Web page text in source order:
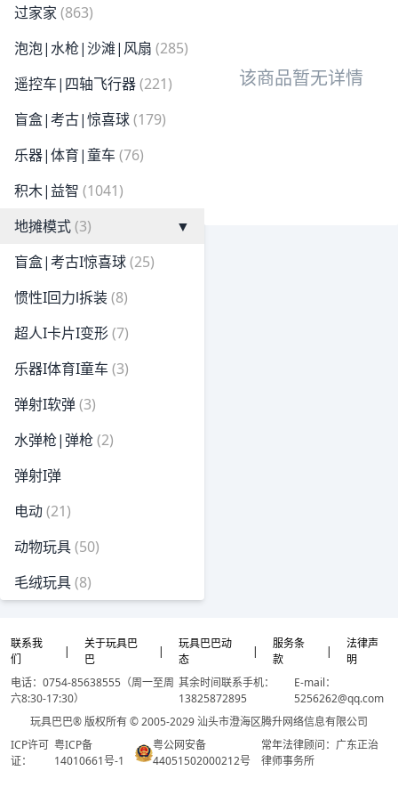
过家家 (863)
泡泡|水枪|沙滩|风扇 (285)
遥控车|四轴飞行器(221)
盲盒|考古|惊喜球(179)
乐器|体育|童车 (76)
积木|益智 (1041)
地摊模式(3)
▼
盲盒|考古I惊喜球(25)
惯性I回力l拆装(8)
超人I卡片I变形(7)
乐器I体育I童车 (3)
弹射I软弹(3)
水弹枪|弹枪 (2)
弹射I弹
电动(21)
动物玩具(50)
毛绒玩具(8)
该商品暂无详情
联系我
们
|
关于玩具巴
巴
|
玩具巴巴动
态
|
服务条
款
|
法律声
明
电话：0754-85638555（周一至周
六8:30-17:30）
其余时间联系手机：
13825872895
E-mail：
5256262@qq.com
玩具巴巴® 版权所有 © 2005-2029 汕头市澄海区腾升网络信息有限公司
ICP许可
证：
粤ICP备
14010661号-1
粤公网安备
44051502000212号
常年法律顾问：广东正治
律师事务所